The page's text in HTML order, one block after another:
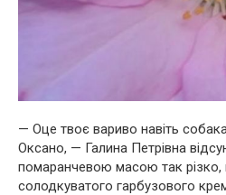
— Оце твоє вариво навіть
Оксано, — Галина Петрівна
помаранчевою масою так різко,
солодкуватого гарбузового